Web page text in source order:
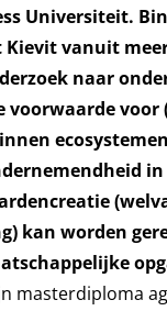
Universiteit.
vanuit
naar
voorwaarde voor
kan worden
masterdiploma